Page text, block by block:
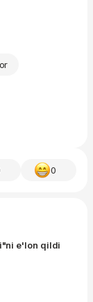
0
e'lon qildi